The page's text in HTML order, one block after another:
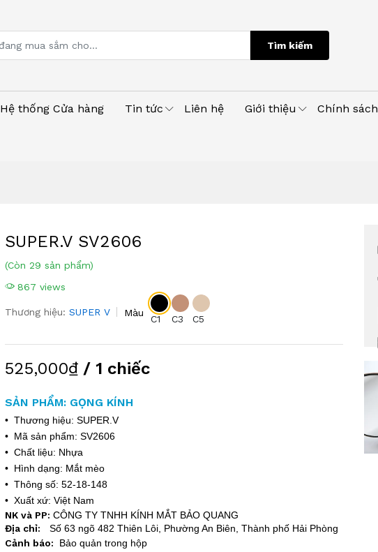
Tìm kiếm
Hệ thống Cửa hàng Tin tức Liên hệ Giới thiệu Chính sách
SUPER.V SV2606
(Còn 29 sản phẩm)
867 views
Thương hiệu: SUPER V Màu
C1 C3 C5
525,000₫/ 1 chiếc
SẢN PHẨM: GỌNG KÍNH
• Thương hiệu: SUPER.V
• Mã sản phẩm: SV2606
• Chất liệu: Nhựa
• Hình dạng: Mắt mèo
• Thông số: 52-18-148
• Xuất xứ: Việt Nam
NK và PP: CÔNG TY TNHH KÍNH MẮT BẢO QUANG
Địa chỉ:
Số 63 ngõ 482 Thiên Lôi, Phường An Biên, Thành phố Hải Phòng
Cảnh báo: Bảo quản trong hộp